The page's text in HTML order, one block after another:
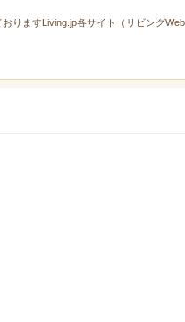
ますLiving.jp各サイト（リビング